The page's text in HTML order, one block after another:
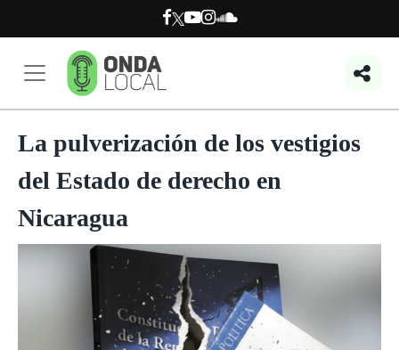
La pulverización de los vestigios
del Estado de derecho en
Nicaragua